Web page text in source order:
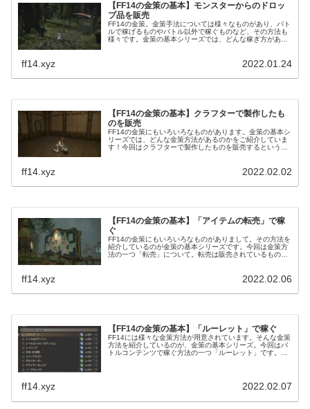
【FF14の金策の基本】モンスターからのドロッ
プ品を販売
FF14の金策。金策手法については様々なものがあり、バト
ルで稼げるものやバトル以外で稼ぐものなど、その方法も
様々です。金策の基本シリーズでは、どんな稼ぎ方がある
ff14.xyz 2022.01.24
【FF14の金策の基本】クラフターで製作したも
のを販売
FF14の金策にもいろいろなものがあります。金策の基本シ
リーズでは、どんな金策方法があるのかをご紹介していま
す！今回はクラフターで製作したものを販売するというも
ff14.xyz 2022.02.02
【FF14の金策の基本】「アイテムの転売」で稼
ぐ
FF14の金策にもいろいろなものがありまして。その方法を
紹介しているのが金策の基本シリーズです。今回は金策方
法の一つ「転売」について。転売は販売されているものを
ff14.xyz 2022.02.06
【FF14の金策の基本】「ルーレット」で稼ぐ
FF14には様々な金策方法が用意されています。そんな金策
方法を紹介しているのが、金策の基本シリーズ。今回はバ
トルコンテンツで稼ぐ方法の一つ「ルーレット」です。ル
ff14.xyz 2022.02.07